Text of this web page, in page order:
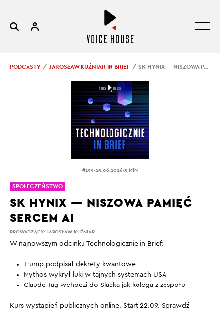
PODCASTY JAROSŁAW KUŹNIAR IN BRIEF SK HYNIX — NISZOWA PAMIĘĆ SERCEM AI
#199.25.06.2026.5 MIN
PROWADZĄCY: JAROSŁAW KUŹNIAR
SK HYNIX — NISZOWA PAMIĘĆ
SERCEM AI
W najnowszym odcinku Technologicznie in Brief:
Trump podpisał dekrety kwantowe
Mythos wykrył luki w tajnych systemach USA
Claude Tag wchodzi do Slacka jak kolega z zespołu
Kurs wystąpień publicznych online. Start 22.09. Sprawdź
SPOŁECZEŃSTWO